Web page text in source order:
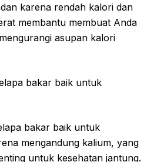
karena rendah kalori dan
membantu membuat Anda
asupan kalori
bakar baik untuk
bakar baik untuk
mengandung kalium, yang
untuk kesehatan jantung.